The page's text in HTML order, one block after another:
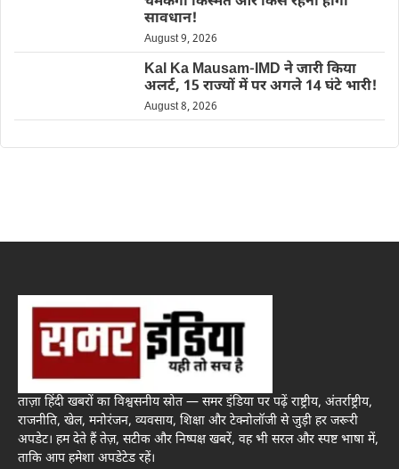
सावधान!
August 9, 2026
Kal Ka Mausam-IMD ने जारी किया
अलर्ट, 15 राज्यों में पर अगले 14 घंटे भारी!
August 8, 2026
ताज़ा हिंदी खबरों का विश्वसनीय स्रोत — समर इंडिया पर पढ़ें राष्ट्रीय, अंतर्राष्ट्रीय,
राजनीति, खेल, मनोरंजन, व्यवसाय, शिक्षा और टेक्नोलॉजी से जुड़ी हर जरूरी
अपडेट। हम देते हैं तेज़, सटीक और निष्पक्ष खबरें, वह भी सरल और स्पष्ट भाषा में,
ताकि आप हमेशा अपडेटेड रहें।